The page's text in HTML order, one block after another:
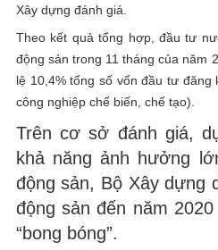
Xây dựng đánh giá.
Theo kết quả tổng hợp, đầu tư
động sản trong 11 tháng của năm
lệ 10,4% tổng số vốn đầu tư
công nghiệp chế biến, chế tạo).
Trên cơ sở đánh giá,
khả năng ảnh hưởng
động sản, Bộ Xây dựng
động sản đến năm
“bong bóng”.